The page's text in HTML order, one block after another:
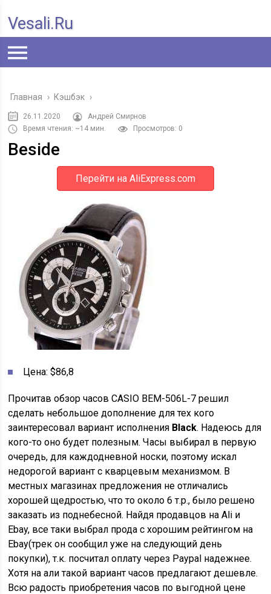
Vesali.ru
Главная › Кэшбэк ›
26.11.2020
Андрей Смирнов
Время чтения: ~14 мин.
Просмотров: 0
Beside
Перейти на AliExpress.com
Цена: $86,8
Прочитав обзор часов CASIO BEM-506L-7 решил
сделать небольшое дополнение для тех кого
заинтересовал вариант исполнения Black. Надеюсь для
кого-то оно будет полезным. Часы выбирал в первую
очередь, для каждодневной носки, поэтому искал
недорогой вариант с кварцевым механизмом. В
местных магазинах предложения не отличались
хорошей щедростью, что то около 6 т.р., было решено
заказать из поднебесной. Найдя продавцов на Ali и
Ebay, все таки выбрал прода с хорошим рейтингом на
Ebay(трек он сообщил уже на следующий день
покупки), т.к. посчитал оплату через Paypal надежнее.
Хотя на али такой вариант часов предлагают дешевле.
Всю радость приобретения часов по выгодной цене